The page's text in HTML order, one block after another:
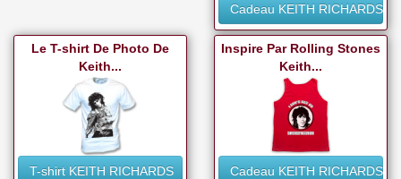
Cadeau KEITH RICHARDS
Le T-shirt De Photo De
Keith...
T-shirt KEITH RICHARDS
Inspire Par Rolling Stones
Keith...
Cadeau KEITH RICHARDS